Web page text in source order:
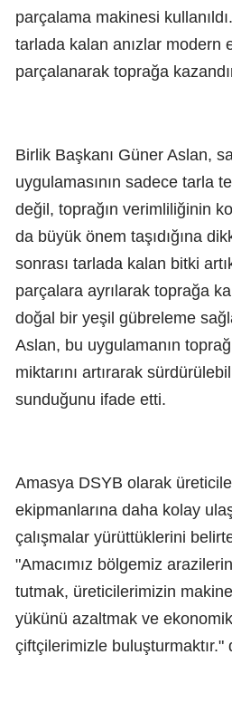
parçalama makinesi
tarlada kalan anızlar modern
parçalanarak toprağa
Birlik Başkanı Güner Aslan,
uygulamasının sadece tarla
değil, toprağın verimliliğinin
da büyük önem taşıdığına
sonrası tarlada kalan bitki
parçalara ayrılarak toprağa
doğal bir yeşil gübreleme
Aslan, bu uygulamanın
miktarını artırarak
sunduğunu ifade etti.
Amasya DSYB olarak
ekipmanlarına daha kolay
çalışmalar yürüttüklerini
"Amacımız bölgemiz
tutmak, üreticilerimizin makine
yükünü azaltmak ve ekonomik
çiftçilerimizle buluşturmaktır."